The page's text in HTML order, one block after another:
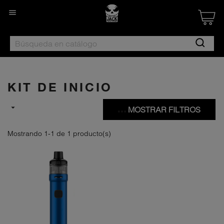

Created by
from the Noun
KIT DE INICIO
 MOSTRAR FILTROS
Mostrando 1-1 de 1 producto(s)